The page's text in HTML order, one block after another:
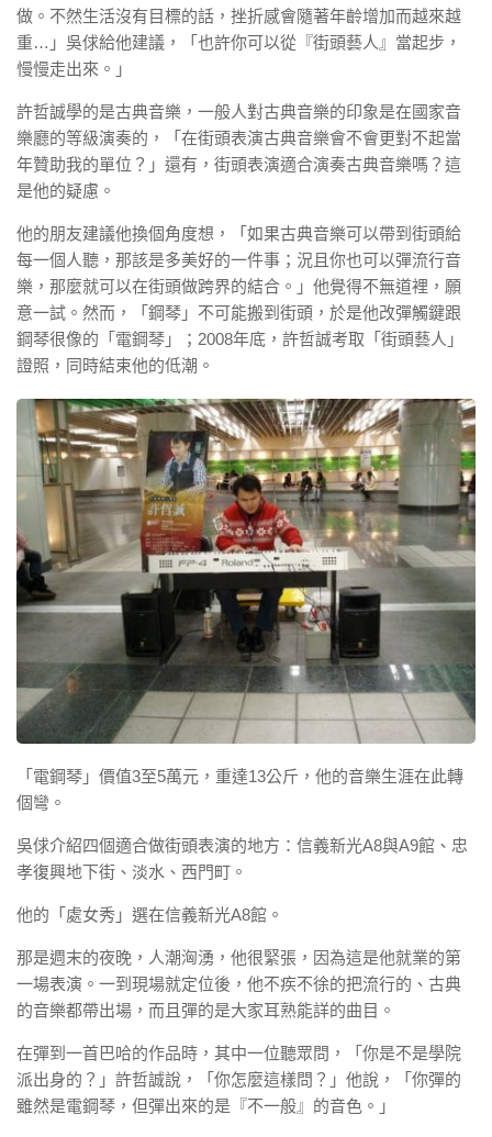
做。不然生活沒有目標的話，挫折感會隨著年齡增加而越來越
重…」吳俅給他建議，「也許你可以從『街頭藝人』當起步，
慢慢走出來。」
許哲誠學的是古典音樂，一般人對古典音樂的印象是在國家音
樂廳的等級演奏的，「在街頭表演古典音樂會不會更對不起當
年贊助我的單位？」還有，街頭表演適合演奏古典音樂嗎？這
是他的疑慮。
他的朋友建議他換個角度想，「如果古典音樂可以帶到街頭給
每一個人聽，那該是多美好的一件事；況且你也可以彈流行音
樂，那麼就可以在街頭做跨界的結合。」他覺得不無道裡，願
意一試。然而，「鋼琴」不可能搬到街頭，於是他改彈觸鍵跟
鋼琴很像的「電鋼琴」；2008年底，許哲誠考取「街頭藝人」
證照，同時結束他的低潮。
「電鋼琴」價值3至5萬元，重達13公斤，他的音樂生涯在此轉
個彎。
吳俅介紹四個適合做街頭表演的地方：信義新光A8與A9館、忠
孝復興地下街、淡水、西門町。
他的「處女秀」選在信義新光A8館。
那是週末的夜晚，人潮洶湧，他很緊張，因為這是他就業的第
一場表演。一到現場就定位後，他不疾不徐的把流行的、古典
的音樂都帶出場，而且彈的是大家耳熟能詳的曲目。
在彈到一首巴哈的作品時，其中一位聽眾問，「你是不是學院
派出身的？」許哲誠說，「你怎麼這樣問？」他說，「你彈的
雖然是電鋼琴，但彈出來的是『不一般』的音色。」